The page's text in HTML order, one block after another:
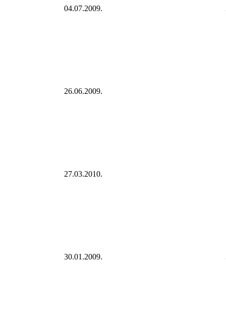
04.07.2009.
26.06.2009.
27.03.2010.
30.01.2009.